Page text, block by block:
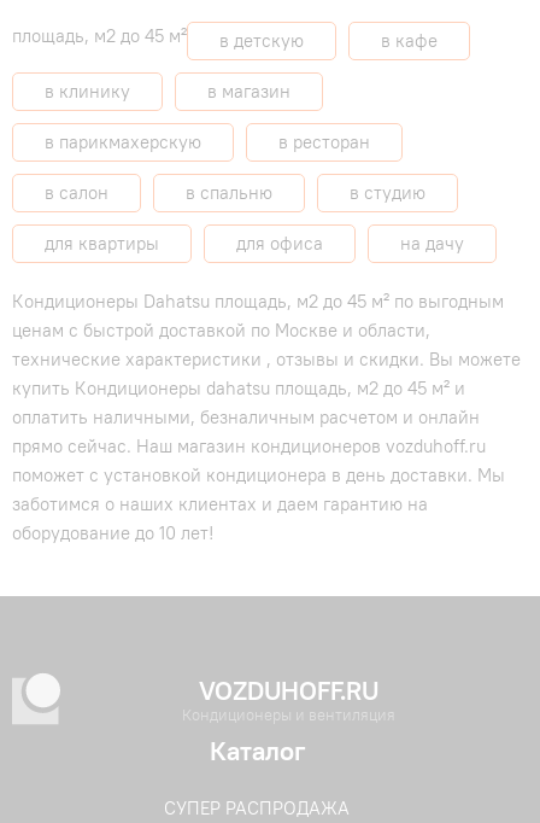
площадь, м2 до 45 м² в детскую в кафе
в клинику в магазин
в парикмахерскую в ресторан
в салон в спальню в студию
для квартиры для офиса на дачу
Кондиционеры Dahatsu площадь, м2 до 45 м² по выгодным
ценам с быстрой доставкой по Москве и области,
технические характеристики , отзывы и скидки. Вы можете
купить Кондиционеры dahatsu площадь, м2 до 45 м² и
оплатить наличными, безналичным расчетом и онлайн
прямо сейчас. Наш магазин кондиционеров vozduhoff.ru
поможет с установкой кондиционера в день доставки. Мы
заботимся о наших клиентах и даем гарантию на
оборудование до 10 лет!
VOZDUHOFF.RU
Кондиционеры и вентиляция
Каталог
СУПЕР РАСПРОДАЖА